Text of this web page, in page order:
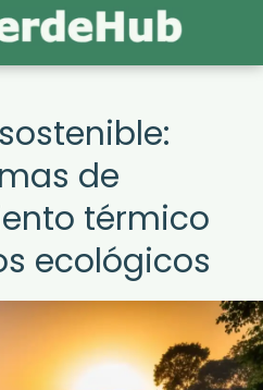
de
térmico
ecológicos